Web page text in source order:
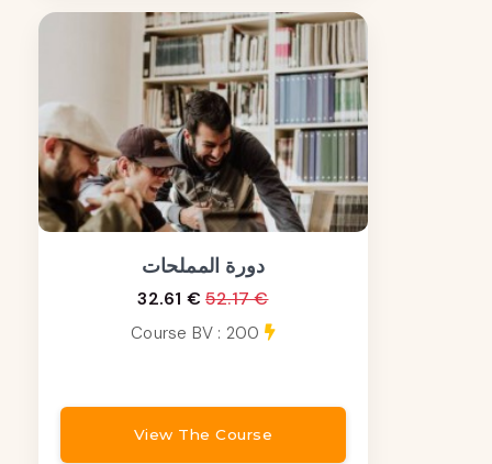
دورة المملحات
32.61 € 52.17 €
Course BV : 200
View The Course